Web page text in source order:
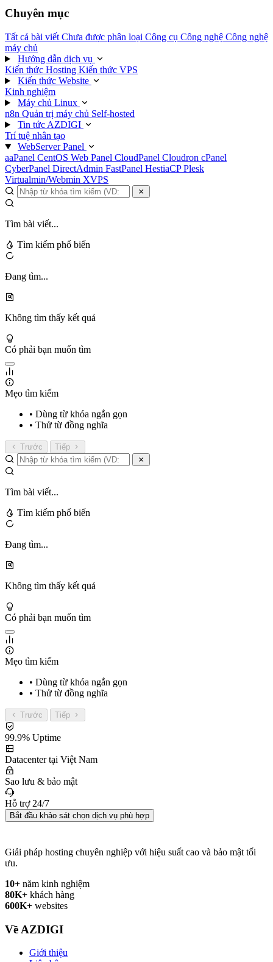
Chuyên mục
Tất cả bài viết Chưa được phân loại Công cụ Công nghệ Công nghệ
máy chủ
Hướng dẫn dịch vụ
Kiến thức Hosting Kiến thức VPS
Kiến thức Website
Kinh nghiệm
Máy chủ Linux
n8n Quản trị máy chủ Self-hosted
Tin tức AZDIGI
Trí tuệ nhân tạo
WebServer Panel
aaPanel CentOS Web Panel CloudPanel Cloudron cPanel
CyberPanel DirectAdmin FastPanel HestiaCPPlesk
Virtualmin/Webmin XVPS
Tìm bài viết...
Tìm kiếm phổ biến
Đang tìm...
Không tìm thấy kết quả
Có phải bạn muốn tìm
Mẹo tìm kiếm
• Dùng từ khóa ngắn gọn
• Thử từ đồng nghĩa
Trước Tiếp
Tìm bài viết...
Tìm kiếm phổ biến
Đang tìm...
Không tìm thấy kết quả
Có phải bạn muốn tìm
Mẹo tìm kiếm
• Dùng từ khóa ngắn gọn
• Thử từ đồng nghĩa
Trước Tiếp
99.9% Uptime
Datacenter tại Việt Nam
Sao lưu & bảo mật
Hỗ trợ 24/7
Bắt đầu khảo sát chọn dịch vụ phù hợp
Giải pháp hosting chuyên nghiệp với hiệu suất cao và bảo mật tối
ưu.
10+ năm kinh nghiệm
80K+ khách hàng
600K+ websites
Về AZDIGI
Giới thiệu